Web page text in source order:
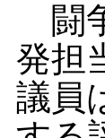
闘
発担
議員